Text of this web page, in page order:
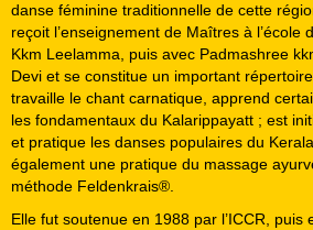
danse féminine traditionnelle de cette
reçoit l’enseignement de Maîtres à l’école
Kkm Leelamma, puis avec Padmashree
Devi et se constitue un important
travaille le chant carnatique, apprend
les fondamentaux du Kalarippayatt ; est
et pratique les danses populaires du
également une pratique du massage
méthode Feldenkrais®.
Elle fut soutenue en 1988 par l’ICCR, puis